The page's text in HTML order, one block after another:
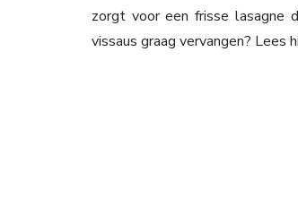
zorgt voor een frisse
vissaus graag vervangen? Lees